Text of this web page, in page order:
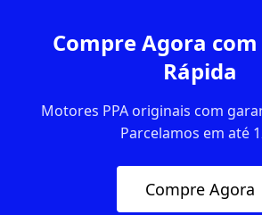
Compre Agora
Rápida
Motores PPA originais com
Parcelamos em até
Compre Agora